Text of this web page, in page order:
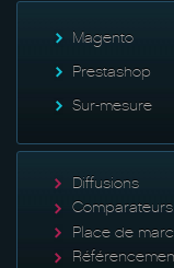
Magento
Prestashop
Sur-mesure
Diffusions
Comparateurs
Place de